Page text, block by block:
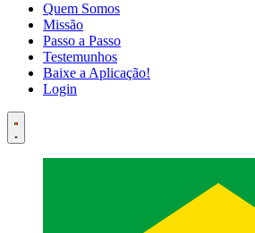
Quem Somos
Missão
Passo a Passo
Testemunhos
Baixe a Aplicação!
Login